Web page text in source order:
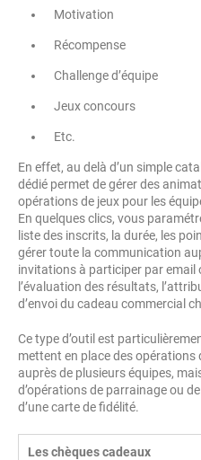
Motivation
Récompense
Challenge d’équipe
Jeux concours
Etc.
En effet, au delà d’un simple
dédié permet de gérer des
opérations de jeux pour les
En quelques clics, vous
liste des inscrits, la durée, les
gérer toute la communication
invitations à participer par email
l’évaluation des résultats,
d’envoi du cadeau commercial
Ce type d’outil est
mettent en place des opérations
auprès de plusieurs équipes,
d’opérations de parrainage ou
d’une carte de fidélité.
Les chèques cadeaux